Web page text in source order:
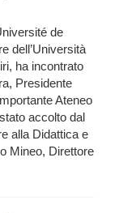
de
dell’Università
ha incontrato
Presidente
Ateneo
accolto dal
alla Didattica e
Mineo, Direttore